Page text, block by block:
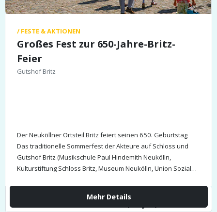
/ FESTE & AKTIONEN
Großes Fest zur 650-Jahre-Britz-
Feier
Gutshof Britz
Der Neuköllner Ortsteil Britz feiert seinen 650. Geburtstag
Das traditionelle Sommerfest der Akteure auf Schloss und
Gutshof Britz (Musikschule Paul Hindemith Neukölln,
Kulturstiftung Schloss Britz, Museum Neukölln, Union Sozialer
Mehr Details